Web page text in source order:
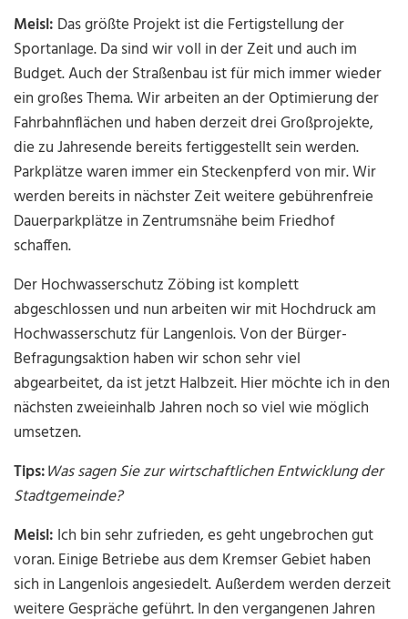
Meisl: Das größte Projekt ist die Fertigstellung der
Sportanlage. Da sind wir voll in der Zeit und auch im
Budget. Auch der Straßenbau ist für mich immer wieder
ein großes Thema. Wir arbeiten an der Optimierung der
Fahrbahnflächen und haben derzeit drei Großprojekte,
die zu Jahresende bereits fertiggestellt sein werden.
Parkplätze waren immer ein Steckenpferd von mir. Wir
werden bereits in nächster Zeit weitere gebührenfreie
Dauerparkplätze in Zentrumsnähe beim Friedhof
schaffen.
Der Hochwasserschutz Zöbing ist komplett
abgeschlossen und nun arbeiten wir mit Hochdruck am
Hochwasserschutz für Langenlois. Von der Bürger-
Befragungsaktion haben wir schon sehr viel
abgearbeitet, da ist jetzt Halbzeit. Hier möchte ich in den
nächsten zweieinhalb Jahren noch so viel wie möglich
umsetzen.
Tips:Was sagen Sie zur wirtschaftlichen Entwicklung der
Stadtgemeinde?
Meisl: Ich bin sehr zufrieden, es geht ungebrochen gut
voran. Einige Betriebe aus dem Kremser Gebiet haben
sich in Langenlois angesiedelt. Außerdem werden derzeit
weitere Gespräche geführt. In den vergangenen Jahren